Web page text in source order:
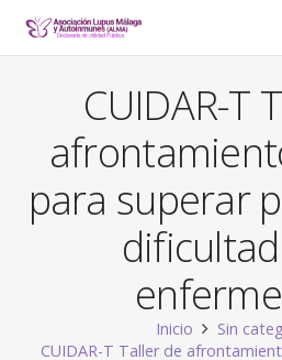
CUIDAR-T
para superar
Inicio
Sin
CUIDAR-T Taller de